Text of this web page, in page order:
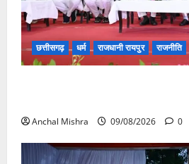
छत्तीसगढ़ धर्म राजधानी रायपुर राजनीति
Anchal Mishra 09/08/2026 0